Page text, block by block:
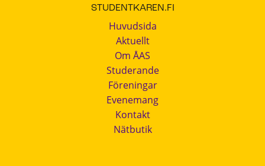
STUDENTKAREN.FI
Huvudsida
Aktuellt
Om ÅAS
Studerande
Föreningar
Evenemang
Kontakt
Nätbutik